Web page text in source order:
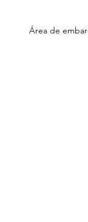
Área de